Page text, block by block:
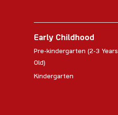
Early Childhood
Pre-kindergarten (2-3 Years
Old)
Kindergarten